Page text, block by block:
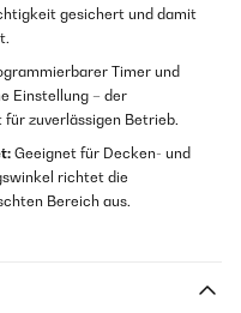
gesichert und damit
Timer und
Einstellung – der
zuverlässigen Betrieb.
Geeignet für Decken- und
richtet die
Bereich aus.